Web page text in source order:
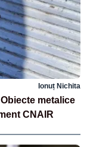
Ionuț Nichita
metalice
CNAIR